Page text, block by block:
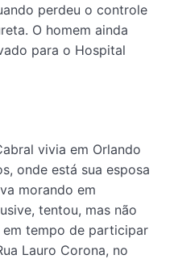
perdeu o controle
O homem ainda
para o Hospital
vivia em Orlando
onde está sua esposa
morando em
tentou, mas não
tempo de participar
Lauro Corona, no